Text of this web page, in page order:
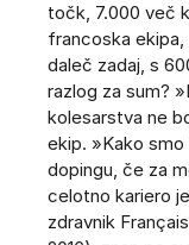
točk, 7.000 več
francoska ekipa,
daleč zadaj, s
razlog za sum?
kolesarstva ne
ekip. »Kako
dopingu, če za
celotno kariero
zdravnik